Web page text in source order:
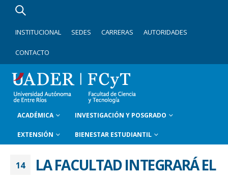
INSTITUCIONAL SEDES CARRERAS AUTORIDADES
CONTACTO
ACADÉMICA INVESTIGACIÓN Y POSGRADO
EXTENSIÓN BIENESTAR ESTUDIANTIL
14
LA FACULTAD INTEGRARÁ EL